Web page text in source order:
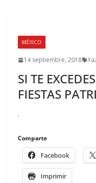
MÉXICO
14 septiembre, 2018
SI TE
FIESTAS
.
Comparte
Facebook
Imprimir